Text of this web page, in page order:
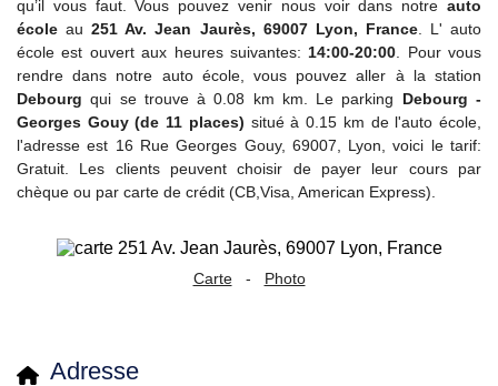
qu’il vous faut. Vous pouvez venir nous voir dans notre auto
école au251 Av. Jean Jaurès, 69007 Lyon, France. L' auto
école est ouvert aux heures suivantes: 14:00-20:00 . Pour vous
rendre dans notre auto école, vous pouvez aller à la station
Debourg qui se trouve à 0.08 km km. Le parking Debourg -
Georges Gouy (de 11 places) situé à 0.15 km de l'auto école,
l'adresse est 16 Rue Georges Gouy, 69007, Lyon, voici le tarif:
Gratuit. Les clients peuvent choisir de payer leur cours par
chèque ou par carte de crédit (CB,Visa, American Express).
Carte - Photo
Adresse